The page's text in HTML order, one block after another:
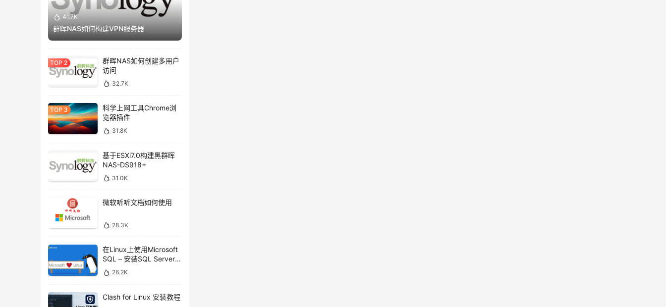
41.7K
群晖NAS如何构建VPN服务器
群晖NAS如何创建多用户
访问
32.7K
科学上网工具Chrome浏
览器插件
31.8K
基于ESXi7.0构建黑群晖
NAS-DS918+
31.0K
微软听听文档如何使用
28.3K
在Linux上使用Microsoft
SQL – 安装SQL Server命
令行工具
26.2K
Clash for Linux 安装教程